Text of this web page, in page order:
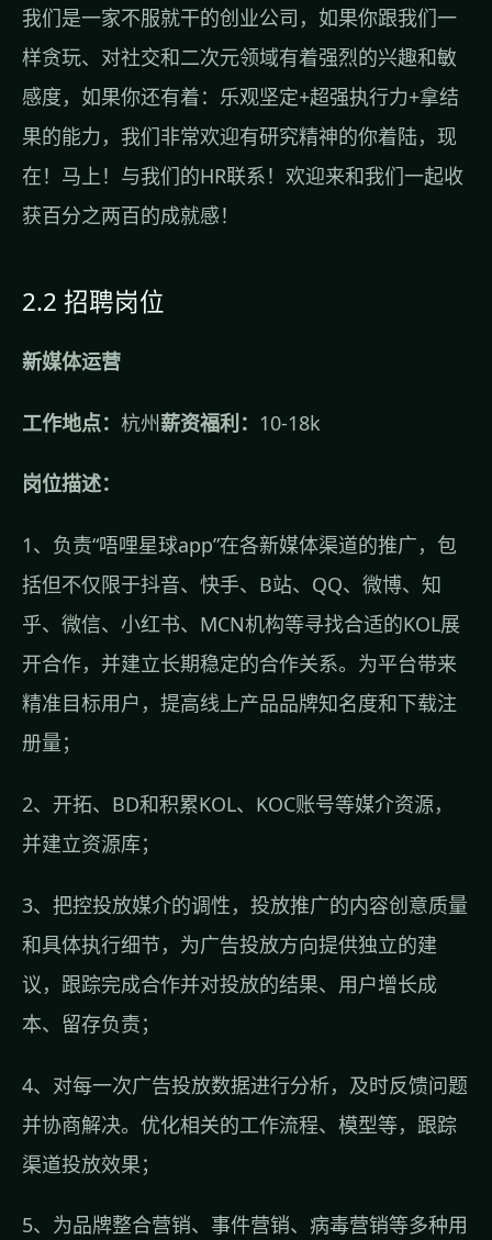
我们是一家不服就干的创业公司，如果你跟我们一
样贪玩、对社交和二次元领域有着强烈的兴趣和敏
感度，如果你还有着：乐观坚定+超强执行力+拿结
果的能力，我们非常欢迎有研究精神的你着陆，现
在！马上！与我们的HR联系！欢迎来和我们一起收
获百分之两百的成就感！
2.2 招聘岗位
新媒体运营
工作地点： 杭州薪资福利： 10-18k
岗位描述：
1、负责“唔哩星球app”在各新媒体渠道的推广，包
括但不仅限于抖音、快手、B站、QQ、微博、知
乎、微信、小红书、MCN机构等寻找合适的KOL展
开合作，并建立长期稳定的合作关系。为平台带来
精准目标用户，提高线上产品品牌知名度和下载注
册量；
2、开拓、BD和积累KOL、KOC账号等媒介资源，
并建立资源库；
3、把控投放媒介的调性，投放推广的内容创意质量
和具体执行细节，为广告投放方向提供独立的建
议，跟踪完成合作并对投放的结果、用户增长成
本、留存负责；
4、对每一次广告投放数据进行分析，及时反馈问题
并协商解决。优化相关的工作流程、模型等，跟踪
渠道投放效果；
5、为品牌整合营销、事件营销、病毒营销等多种用